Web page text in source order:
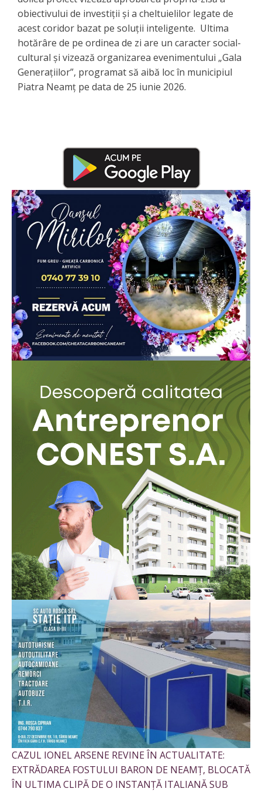
obiectivului de investiții și a cheltuielilor legate de
acest coridor bazat pe soluții inteligente. ​ Ultima
hotărâre de pe ordinea de zi are un caracter social-
cultural și vizează organizarea evenimentului „Gala
Generațiilor”, programat să aibă loc în municipiul
Piatra Neamț pe data de 25 iunie 2026.
CAZUL IONEL ARSENE REVINE ÎN ACTUALITATE:
EXTRĂDAREA FOSTULUI BARON DE NEAMȚ, BLOCATĂ
ÎN ULTIMA CLIPĂ DE O INSTANȚĂ ITALIANĂ SUB